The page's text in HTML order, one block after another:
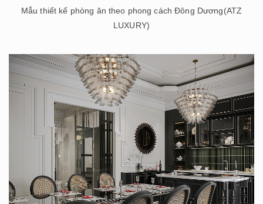
Mẫu thiết kế phòng ăn theo phong cách Đông Dương(ATZ
LUXURY)